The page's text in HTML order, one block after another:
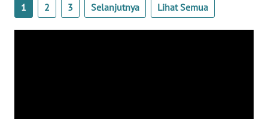
1 2 3 Selanjutnya Lihat Semua
PAPUA